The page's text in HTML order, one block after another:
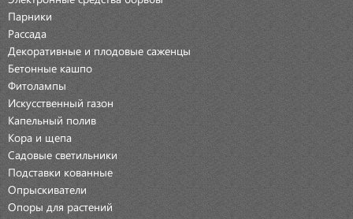
Парники
Рассада
Декоративные и плодовые саженцы
Бетонные кашпо
Фитолампы
Искусственный газон
Капельный полив
Кора и щепа
Садовые светильники
Подставки кованные
Опрыскиватели
Опоры для растений